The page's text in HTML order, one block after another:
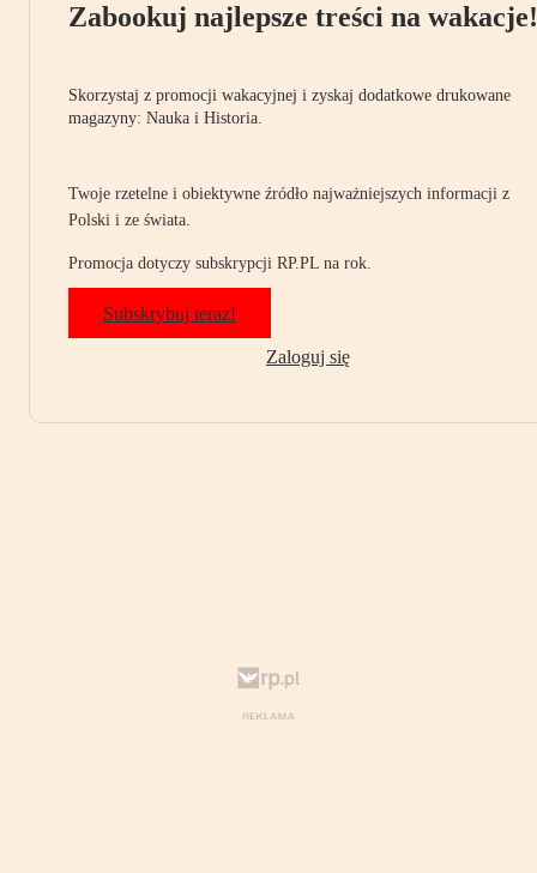
Zabookuj najlepsze treści na wakacje!
Skorzystaj z promocji wakacyjnej i zyskaj dodatkowe drukowane
magazyny: Nauka i Historia.
Twoje rzetelne i obiektywne źródło najważniejszych informacji z
Polski i ze świata.
Promocja dotyczy subskrypcji RP.PL na rok.
Subskrybuj teraz!
Zaloguj się